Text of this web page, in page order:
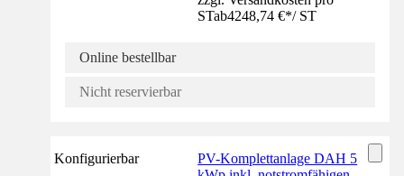
STab4248,74 €*/ ST
Online bestellbar
Nicht reservierbar
Konfigurierbar
PV-Komplettanlage DAH 5